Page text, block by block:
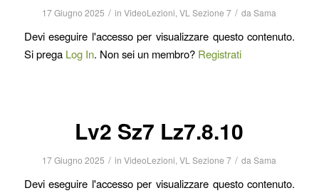
17 Giugno 2025 / inVideoLezioni,VL Sezione 7 / daSama
Devi eseguire l'accesso per visualizzare questo contenuto.
Si prega Log In. Non sei un membro? Registrati
Lv2 Sz7 Lz7.8.10
17 Giugno 2025 / inVideoLezioni,VL Sezione 7 / daSama
Devi eseguire l'accesso per visualizzare questo contenuto.